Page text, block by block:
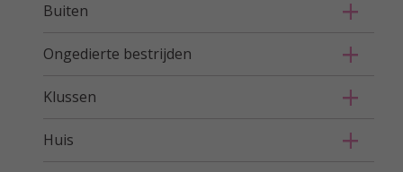
Buiten
Ongedierte bestrijden
Klussen
Huis